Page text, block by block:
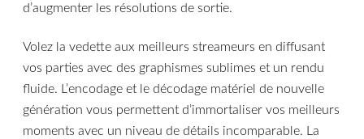
d’augmenter les résolutions de sortie.
Volez la vedette aux meilleurs streameurs en diffusant
vos parties avec des graphismes sublimes et un rendu
fluide. L’encodage et le décodage matériel de nouvelle
génération vous permettent d’immortaliser vos meilleurs
moments avec un niveau de détails incomparable. La